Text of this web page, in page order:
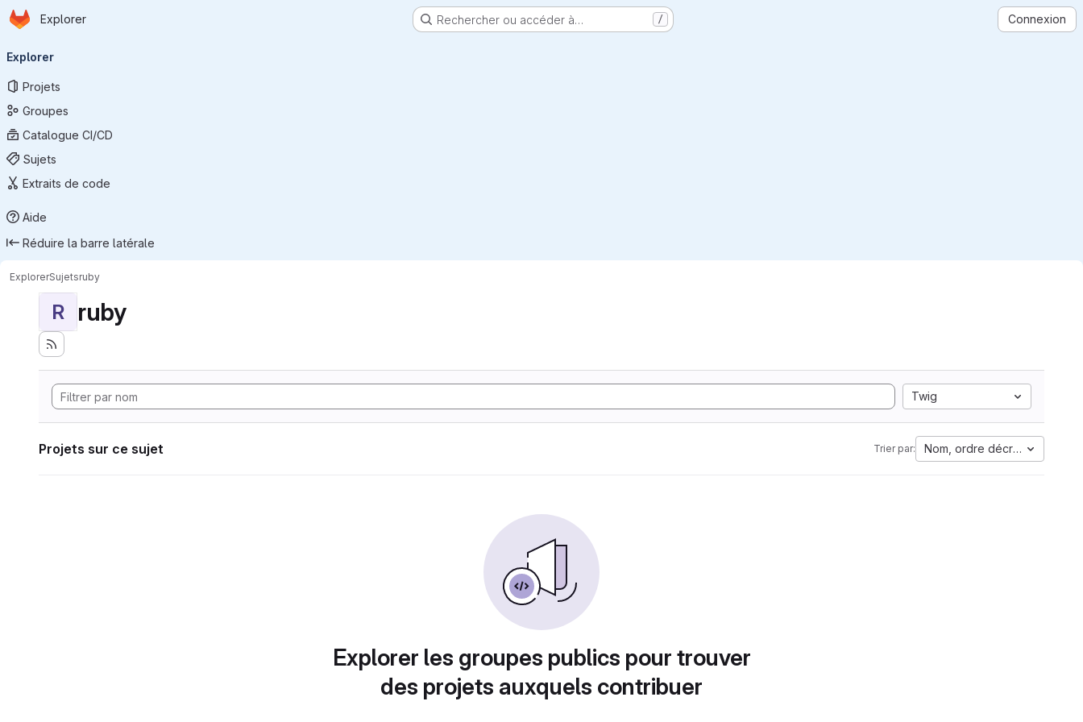
Passer au contenu principal
Page d'accueil
Explorer Rechercher ou accéder à… / Connexion
principale
Explorer
Projets
Groupes
Catalogue CI/CD
Sujets
Extraits de code
Aide
Réduire la barre latérale
ExplorerSujetsruby
R ruby
Twig
Projets sur ce sujet Trier par: Nom, ordre décroissant
Explorer les groupes publics pour trouver
des projets auxquels contribuer